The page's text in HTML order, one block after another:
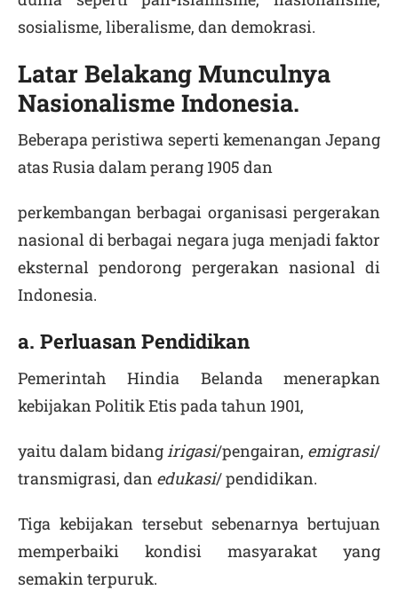
sosialisme, liberalisme, dan demokrasi.
Latar Belakang Munculnya
Nasionalisme Indonesia.
Beberapa peristiwa seperti kemenangan Jepang
atas Rusia dalam perang 1905 dan
perkembangan berbagai organisasi pergerakan
nasional di berbagai negara juga menjadi faktor
eksternal pendorong pergerakan nasional di
Indonesia.
a. Perluasan Pendidikan
Pemerintah Hindia Belanda menerapkan
kebijakan Politik Etis pada tahun 1901,
yaitu dalam bidangirigasi/pengairan, emigrasi/
transmigrasi, dan edukasi/ pendidikan.
Tiga kebijakan tersebut sebenarnya bertujuan
memperbaiki kondisi masyarakat yang
semakin terpuruk.